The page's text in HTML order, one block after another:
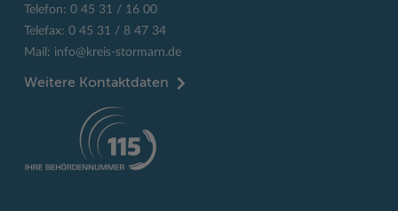
Telefon: 0 45 31 / 16 00
Telefax: 0 45 31 / 8 47 34
Mail: info@kreis-stormarn.de
Weitere Kontaktdaten